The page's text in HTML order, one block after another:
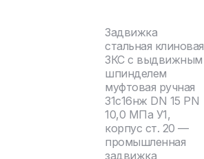
Задвижка
стальная клиновая
ЗКС с выдвижным
шпинделем
муфтовая ручная
31с16нж DN 15 PN
10,0 МПа У1,
корпус ст. 20 —
промышленная
задвижка